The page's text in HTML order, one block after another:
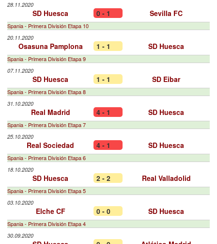
28.11.2020
SD Huesca 0 - 1 Sevilla FC
Spania - Primera División Etapa 10
20.11.2020
Osasuna Pamplona 1 - 1 SD Huesca
Spania - Primera División Etapa 9
07.11.2020
SD Huesca 1 - 1 SD Eibar
Spania - Primera División Etapa 8
31.10.2020
Real Madrid 4 - 1 SD Huesca
Spania - Primera División Etapa 7
25.10.2020
Real Sociedad 4 - 1 SD Huesca
Spania - Primera División Etapa 6
18.10.2020
SD Huesca 2 - 2 Real Valladolid
Spania - Primera División Etapa 5
03.10.2020
Elche CF 0 - 0 SD Huesca
Spania - Primera División Etapa 4
30.09.2020